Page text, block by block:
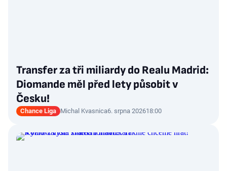
Transfer za tři miliardy do Realu Madrid:
Diomande měl před lety působit v
Česku!
Chance Liga Michal Kvasnica6. srpna 202618:00